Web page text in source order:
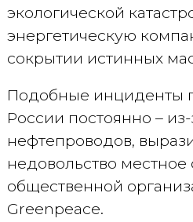
экологической
энергетическую
сокрытии истинных
Подобные инциденты
России постоянно –
нефтепроводов,
недовольство местное
общественной
Greenpeace.